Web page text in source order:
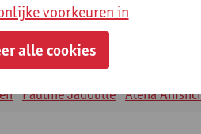
Alena Anishchanka
Pauline Jadoulle Alena
voorkeuren in
alle cookies